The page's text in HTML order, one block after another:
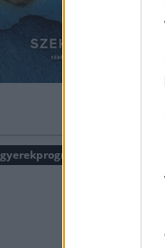
gyerekprogram Háry János